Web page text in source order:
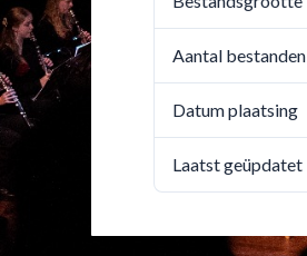
Aantal bestanden
Datum plaatsing
Laatst geüpdatet